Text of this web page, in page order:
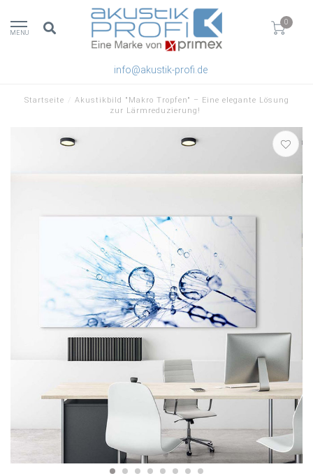
MENU
0
info@akustik-profi.de
Startseite
Akustikbild "Makro Tropfen" – Eine elegante Lösung
zur Lärmreduzierung!